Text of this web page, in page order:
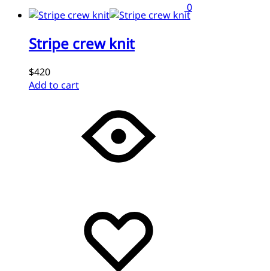
0
Stripe crew knit
$420
Add to cart